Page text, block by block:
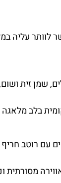
לוותר עליה
שמן זית
בלב
עם רוטב
מסורתית